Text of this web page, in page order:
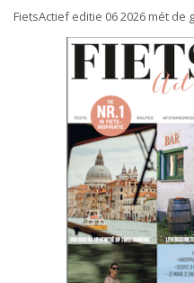
FietsActief editie 06 2026 mét